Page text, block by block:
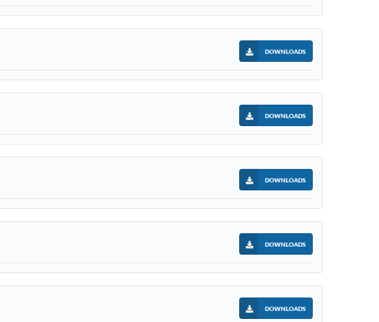
DOWNLOADS
DOWNLOADS
DOWNLOADS
DOWNLOADS
DOWNLOADS